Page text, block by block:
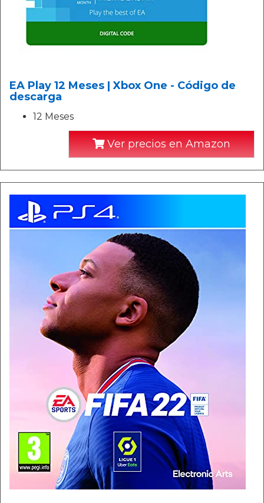
EA Play 12 Meses | Xbox One - Código de
descarga
12 Meses
Ver precios en Amazon